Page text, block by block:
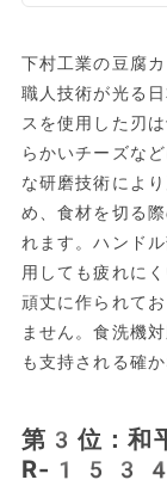
下村工業の豆
職人技術が光る
スを使用した刃
らかいチーズな
な研磨技術によ
め、食材を切る
れます。ハンド
用しても疲れに
頑丈に作られて
ません。食洗機
も支持される確
第3位：和
R-1534